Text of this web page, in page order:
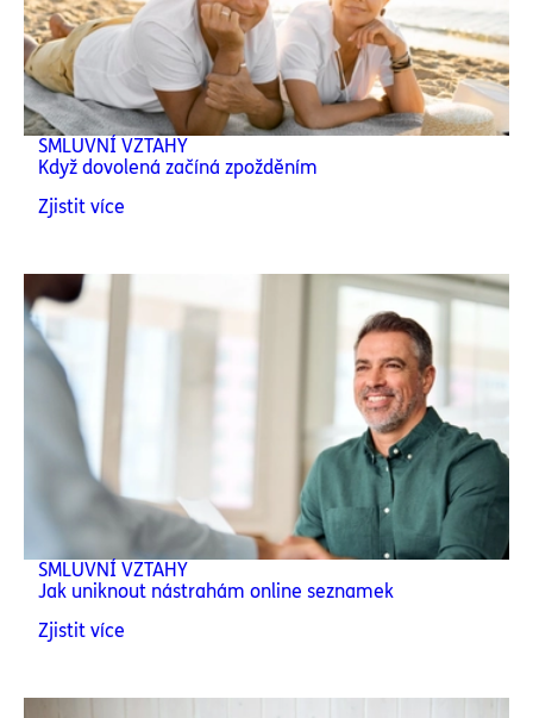
SMLUVNÍ VZTAHY
Když dovolená začíná zpožděním
Zjistit více
SMLUVNÍ VZTAHY
Jak uniknout nástrahám online seznamek
Zjistit více